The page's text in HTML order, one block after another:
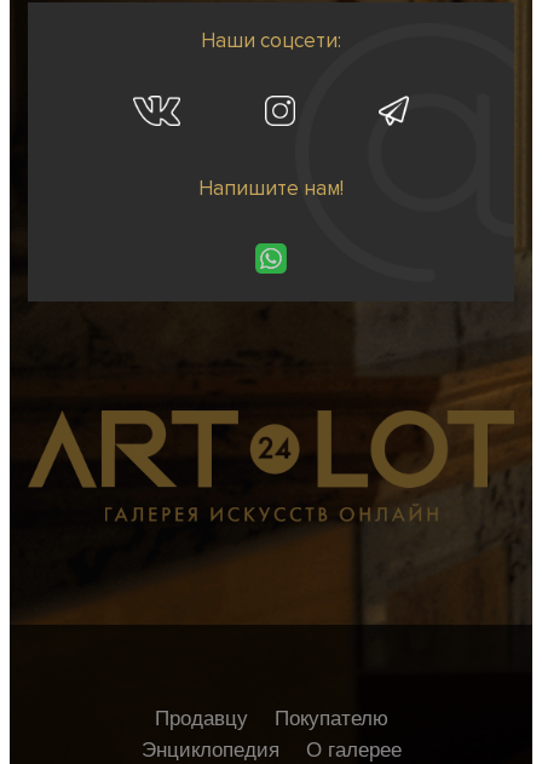
Наши соцсети:
Напишите нам!
Продавцу
Покупателю
Энциклопедия
О галерее